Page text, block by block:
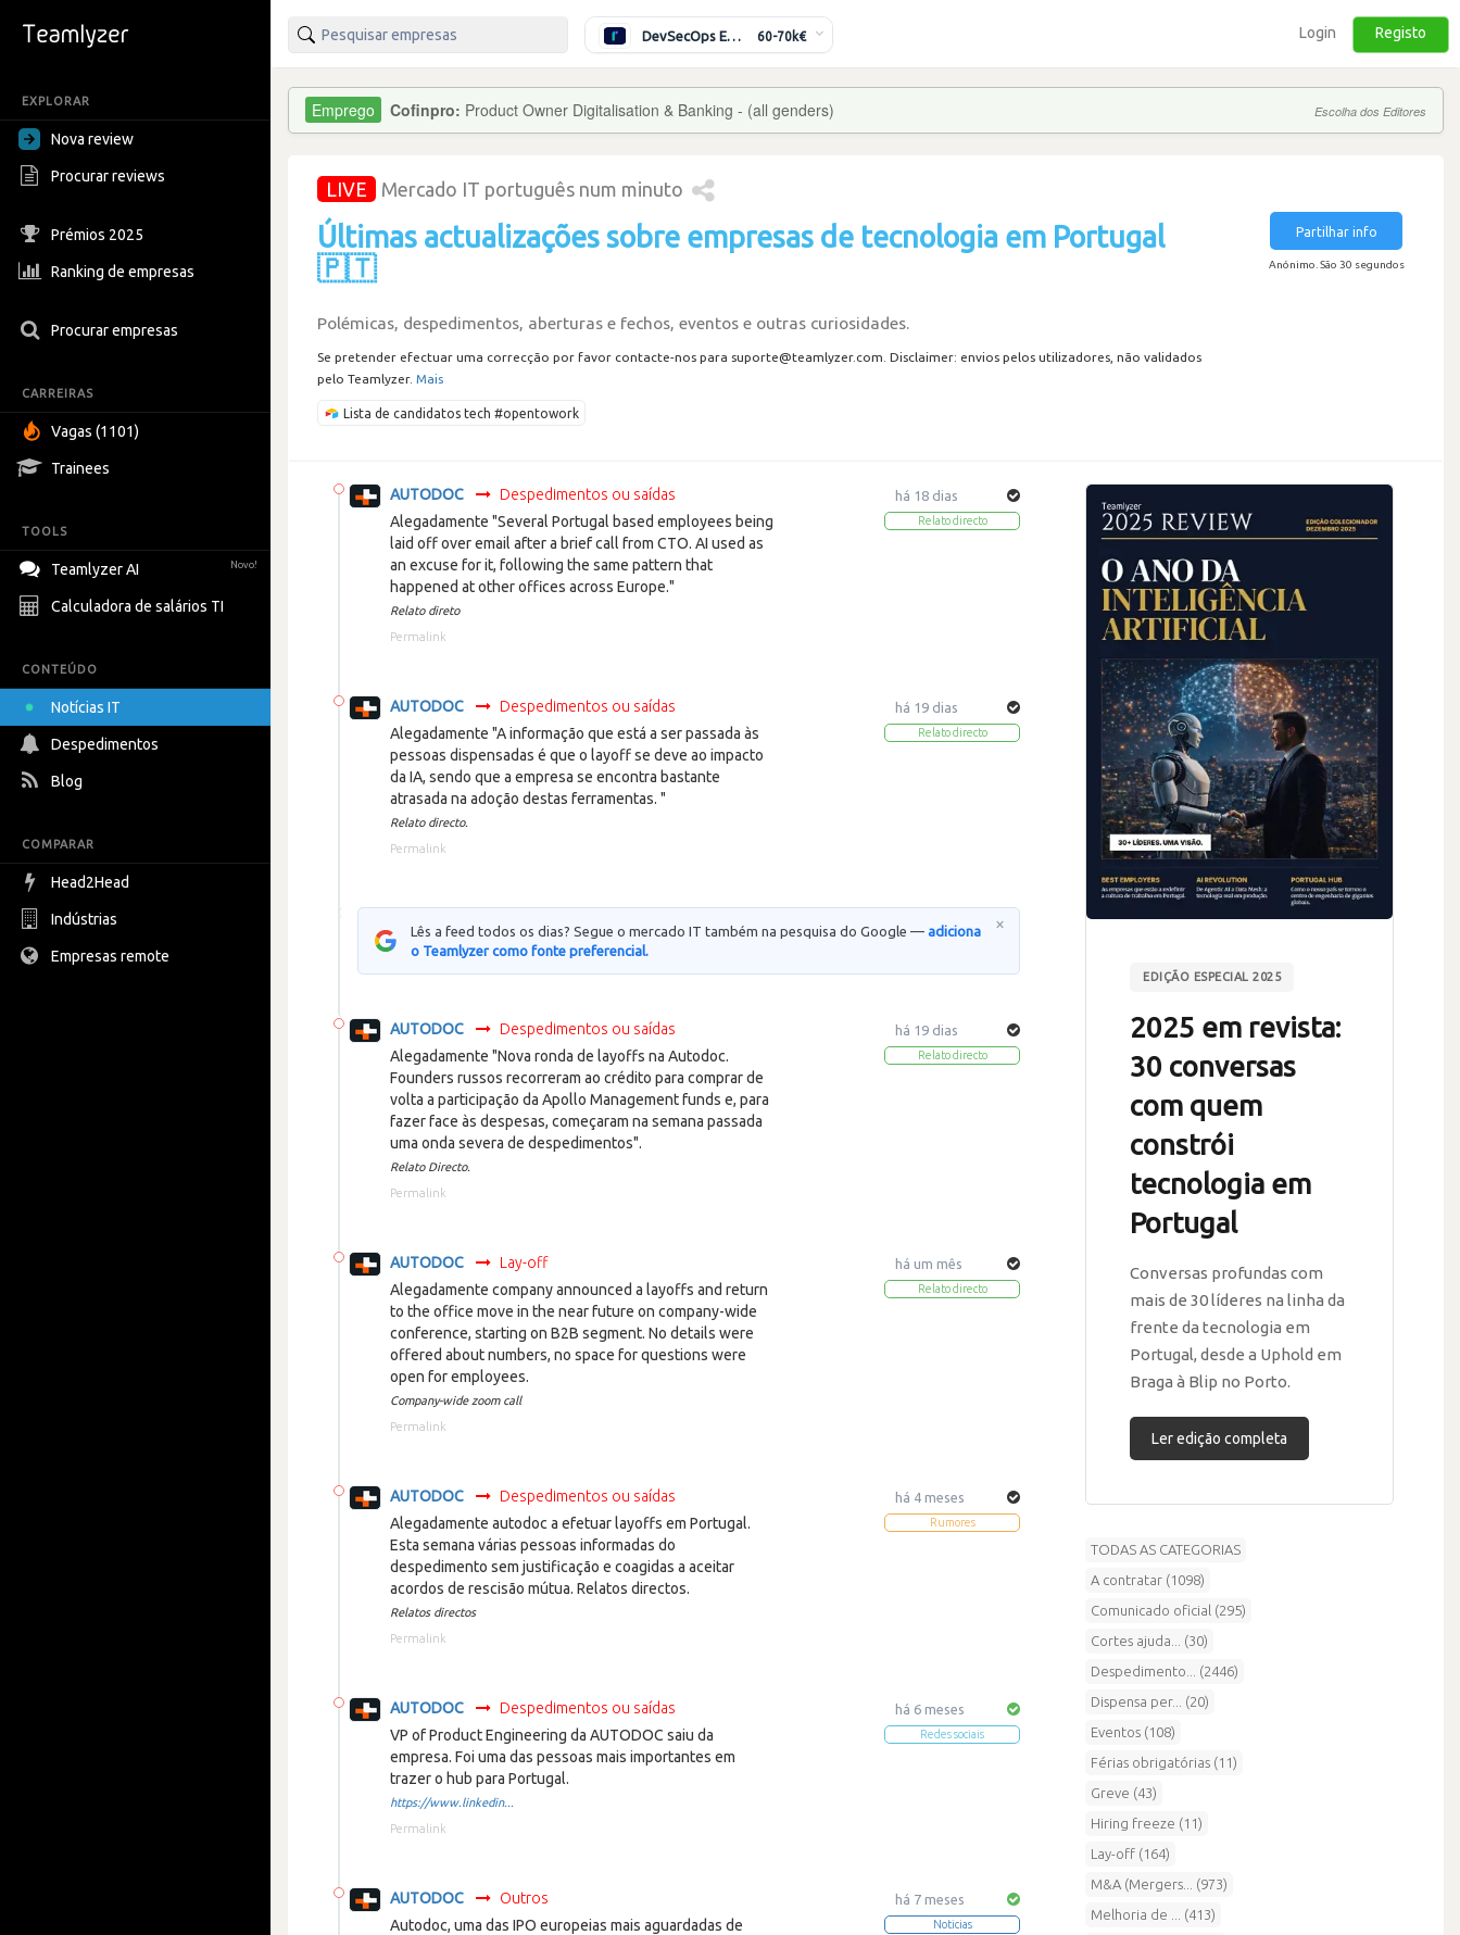
EXPLORAR
Nova review
Procurar reviews
Prémios 2025
Ranking de empresas
Procurar empresas
CARREIRAS
Vagas (1101)
Trainees
TOOLS
Teamlyzer AI Novo!
Calculadora de salários TI
CONTEÚDO
Notícias IT
Despedimentos
Blog
COMPARAR
Head2Head
Indústrias
Empresas remote
DevSecOps Engineer 60-70k€ Login Registo
Cofinpro: Product Owner Digitalisation & Banking - (all genders) Escolha dos Editores
LIVE Mercado IT português num minuto
Últimas actualizações sobre empresas de tecnologia em Portugal
🇵🇹
Polémicas, despedimentos, aberturas e fechos, eventos e outras curiosidades.
Se pretender efectuar uma correcção por favor contacte-nos para suporte@teamlyzer.com. Disclaimer: envios pelos utilizadores, não validados
pelo Teamlyzer. Mais
Lista de candidatos tech #opentowork
Partilhar info
Anónimo. São 30 segundos
há 18 dias
Relato directo
AUTODOC
Despedimentos ou saídas
Alegadamente "Several Portugal based employees being
laid off over email after a brief call from CTO. AI used as
an excuse for it, following the same pattern that
happened at other offices across Europe."
Relato direto
Permalink
há 19 dias
Relato directo
AUTODOC
Despedimentos ou saídas
Alegadamente "A informação que está a ser passada às
pessoas dispensadas é que o layoff se deve ao impacto
da IA, sendo que a empresa se encontra bastante
atrasada na adoção destas ferramentas. "
Relato directo.
Permalink
Lês a feed todos os dias? Segue o mercado IT também na pesquisa do Google — adiciona
o Teamlyzer como fonte preferencial.
×
há 19 dias
Relato directo
AUTODOC
Despedimentos ou saídas
Alegadamente "Nova ronda de layoffs na Autodoc.
Founders russos recorreram ao crédito para comprar de
volta a participação da Apollo Management funds e, para
fazer face às despesas, começaram na semana passada
uma onda severa de despedimentos".
Relato Directo.
Permalink
há um mês
Relato directo
AUTODOC
Lay-off
Alegadamente company announced a layoffs and return
to the office move in the near future on company-wide
conference, starting on B2B segment. No details were
offered about numbers, no space for questions were
open for employees.
Company-wide zoom call
Permalink
há 4 meses
Rumores
AUTODOC
Despedimentos ou saídas
Alegadamente autodoc a efetuar layoffs em Portugal.
Esta semana várias pessoas informadas do
despedimento sem justificação e coagidas a aceitar
acordos de rescisão mútua. Relatos directos.
Relatos directos
Permalink
há 6 meses
Redes sociais
AUTODOC
Despedimentos ou saídas
VP of Product Engineering da AUTODOC saiu da
empresa. Foi uma das pessoas mais importantes em
trazer o hub para Portugal.
https://www.linkedin...
Permalink
há 7 meses
Noticias
AUTODOC
Outros
Autodoc, uma das IPO europeias mais aguardadas de
EDIÇÃO ESPECIAL 2025
2025 em revista:
30 conversas
com quem
constrói
tecnologia em
Portugal
Conversas profundas com
mais de 30 líderes na linha da
frente da tecnologia em
Portugal, desde a Uphold em
Braga à Blip no Porto.
Ler edição completa
TODAS AS CATEGORIAS
A contratar (1098)
Comunicado oficial (295)
Cortes ajuda... (30)
Despedimento... (2446)
Dispensa per... (20)
Eventos (108)
Férias obrigatórias (11)
Greve (43)
Hiring freeze (11)
Lay-off (164)
M&A (Mergers... (973)
Melhoria de ... (413)